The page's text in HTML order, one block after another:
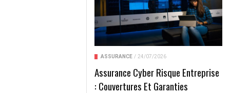
ASSURANCE / 24/07/2026
Assurance Cyber Risque Entreprise
: Couvertures Et Garanties